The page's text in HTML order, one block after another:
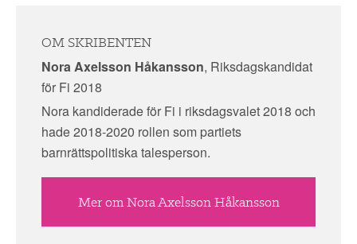
OM SKRIBENTEN
Nora Axelsson Håkansson, Riksdagskandidat
för Fi 2018
Nora kandiderade för Fi i riksdagsvalet 2018 och
hade 2018-2020 rollen som partiets
barnrättspolitiska talesperson.
Mer om Nora Axelsson Håkansson